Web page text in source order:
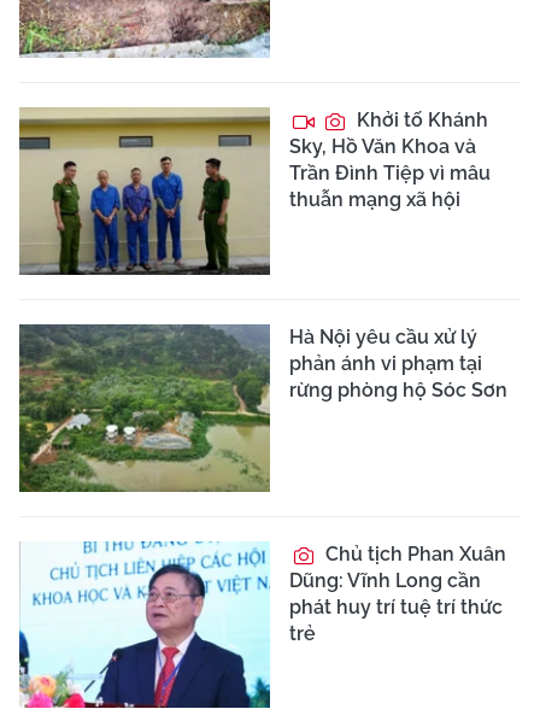
Khởi tố Khánh
Sky, Hồ Văn Khoa và
Trần Đình Tiệp vì mâu
thuẫn mạng xã hội
Hà Nội yêu cầu xử lý
phản ánh vi phạm tại
rừng phòng hộ Sóc Sơn
Chủ tịch Phan Xuân
Dũng: Vĩnh Long cần
phát huy trí tuệ trí thức
trẻ